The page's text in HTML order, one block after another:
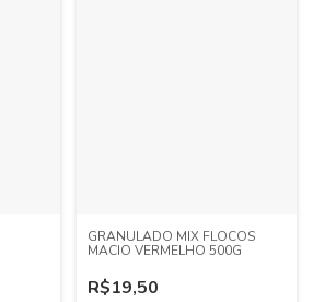
GRANULADO MIX FLOCOS
MACIO VERMELHO 500G
R$19,50